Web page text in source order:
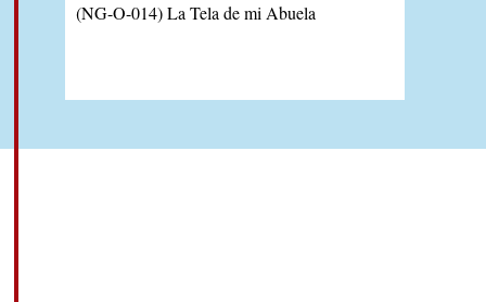
(NG-O-014) La Tela de mi Abuela